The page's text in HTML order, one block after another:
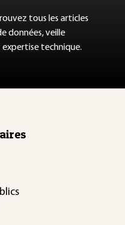
tous les articles
données, veille
technique.